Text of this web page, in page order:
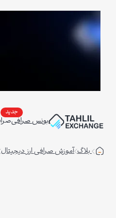
بونس صرافی
بلاگ آموزش صرافی ارز دیجیتال